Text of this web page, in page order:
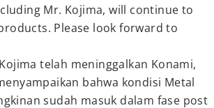
Mr. Kojima, will continue to
Please look forward to
telah meninggalkan Konami,
bahwa kondisi Metal
sudah masuk dalam fase post